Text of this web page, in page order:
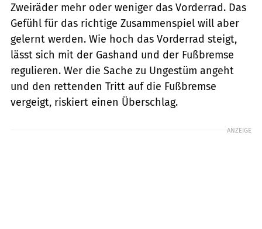
Zweiräder mehr oder weniger das Vorderrad. Das
Gefühl für das richtige Zusammenspiel will aber
gelernt werden. Wie hoch das Vorderrad steigt,
lässt sich mit der Gashand und der Fußbremse
regulieren. Wer die Sache zu Ungestüm angeht
und den rettenden Tritt auf die Fußbremse
vergeigt, riskiert einen Überschlag.
ANZEIGE